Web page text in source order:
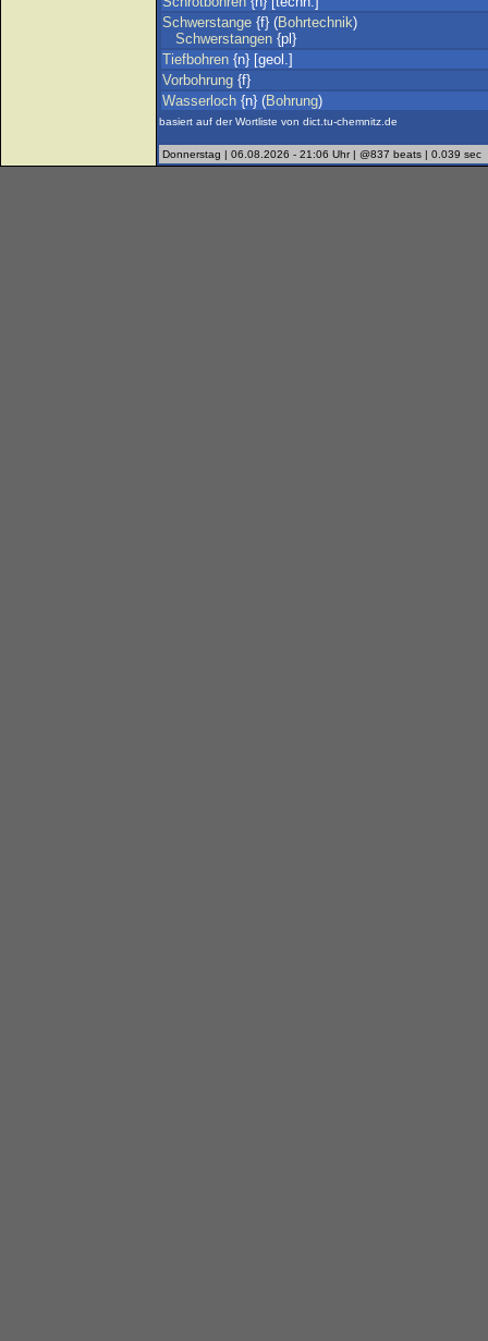
Schwerstange {f} (Bohrtechnik)
Schwerstangen {pl}
Tiefbohren {n} [geol.]
Vorbohrung {f}
Wasserloch {n} (Bohrung)
basiert auf der Wortliste von dict.tu-chemnitz.de
Donnerstag | 06.08.2026 - 21:06 Uhr | @837 beats | 0.039 sec